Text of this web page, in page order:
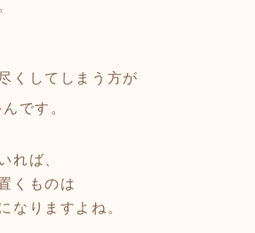
くしてしまう方が
んです。
れば、
くものは
なりますよね。